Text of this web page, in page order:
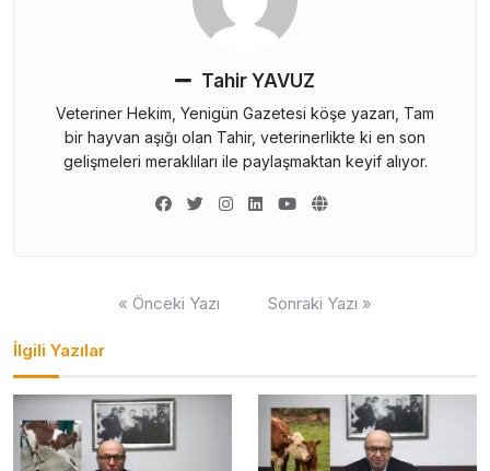
Tahir YAVUZ
Veteriner Hekim, Yenigün Gazetesi köşe yazarı, Tam
bir hayvan aşığı olan Tahir, veterinerlikte ki en son
gelişmeleri meraklıları ile paylaşmaktan keyif alıyor.
« Önceki Yazı Sonraki Yazı »
İlgili Yazılar